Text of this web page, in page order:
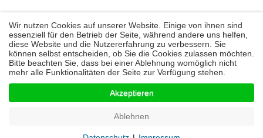
© Gesangverein Frohsinn - 2026
Impressum
Wir nutzen Cookies auf unserer Website. Einige von ihnen sind
essenziell für den Betrieb der Seite, während andere uns helfen,
diese Website und die Nutzererfahrung zu verbessern. Sie
können selbst entscheiden, ob Sie die Cookies zulassen möchten.
Bitte beachten Sie, dass bei einer Ablehnung womöglich nicht
mehr alle Funktionalitäten der Seite zur Verfügung stehen.
Akzeptieren
Ablehnen